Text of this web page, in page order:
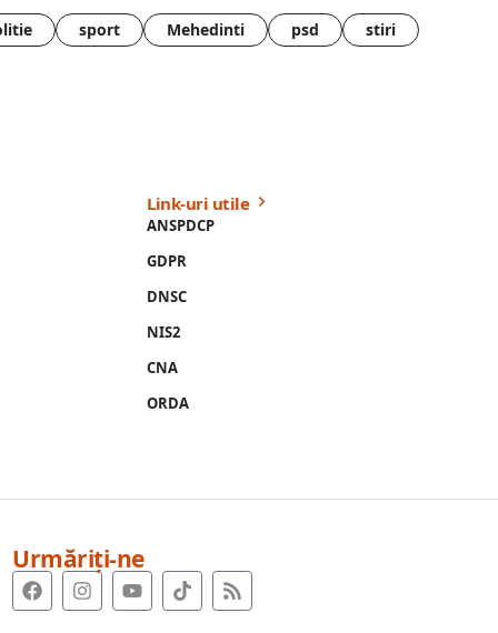
sport Mehedinti psd stiri
Link-uri utile
ANSPDCP
GDPR
DNSC
NIS2
CNA
ORDA
Urmăriți-ne